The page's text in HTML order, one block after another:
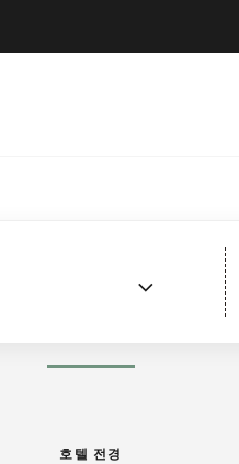
레크리에이션 및 피트니스
호텔 전경